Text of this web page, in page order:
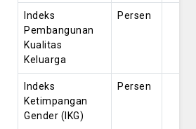
Indeks
Pembangunan
Kualitas
Keluarga
Persen
Indeks
Ketimpangan
Gender (IKG)
Persen